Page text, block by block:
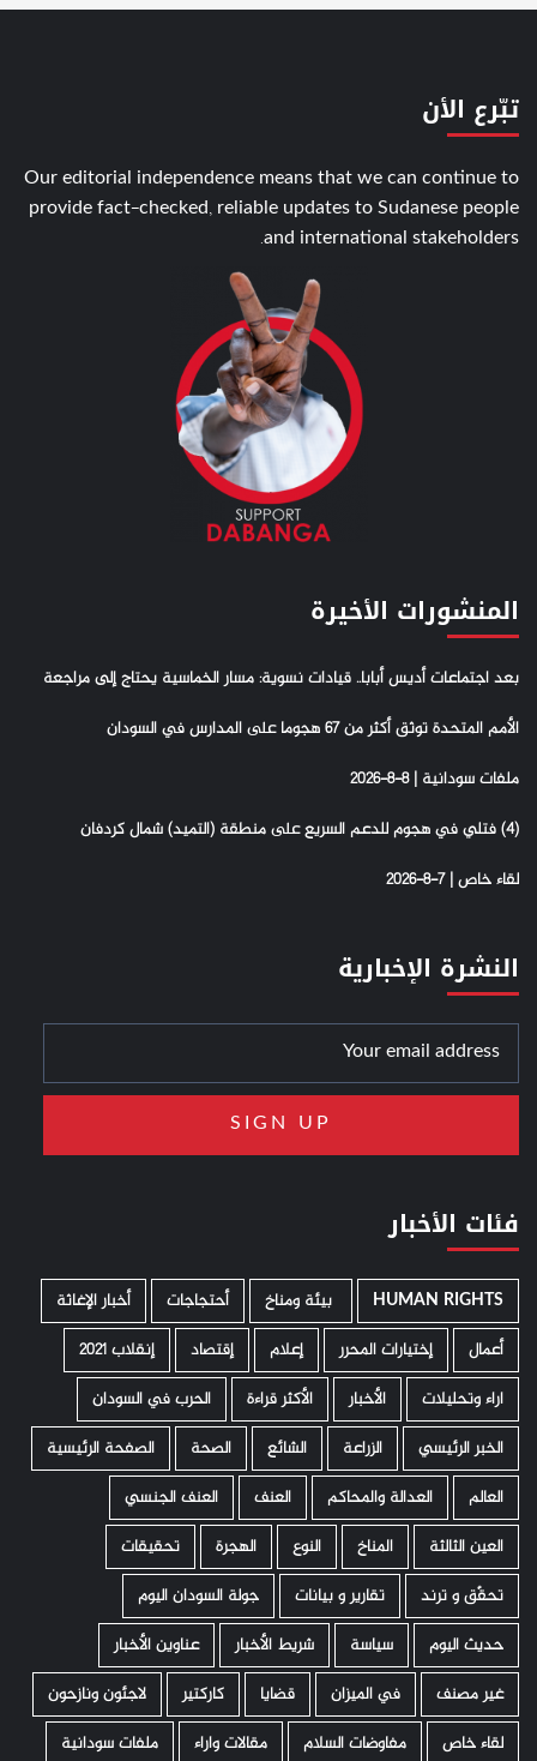
تبّرع الأن
Our editorial independence means that we can continue to
provide fact-checked, reliable updates to Sudanese people
and international stakeholders.
المنشورات الأخيرة
بعد اجتماعات أديس أبابا.. قيادات نسوية: مسار الخماسية يحتاج إلى مراجعة
الأمم المتحدة توثق أكثر من 67 هجوما على المدارس في السودان
ملفات سودانية | 8-8-2026
(4) فتلي في هجوم للدعم السريع على منطقة (التميد) شمال كردفان
لقاء خاص | 7-8-2026
النشرة الإخبارية
فئات الأخبار
HUMAN RIGHTS ­ بيئة ومناخ أحتجاجات
أخبار الإغاثة
أعمال
إختيارات المحرر إعلام إقتصاد
إنقلاب 2021
اراء وتحليلات
الأخبار الأكثر قراءة
الحرب في السودان
الخبر الرئيسي
الزراعة الشائع الصحة
الصفحة الرئيسية
العالم
العدالة والمحاكم العنف
العنف الجنسي
العين الثالثة
المناخ النوع الهجرة
تحقيقات
تحقّق و ترند
تقارير و بيانات
جولة السودان اليوم
حديث اليوم
سياسة شريط الأخبار
عناوين الأخبار
غير مصنف
في الميزان قضايا كاركتير
لاجئون ونازحون
لقاء خاص
مفاوضات السلام مقالات واراء ملفات سودانية